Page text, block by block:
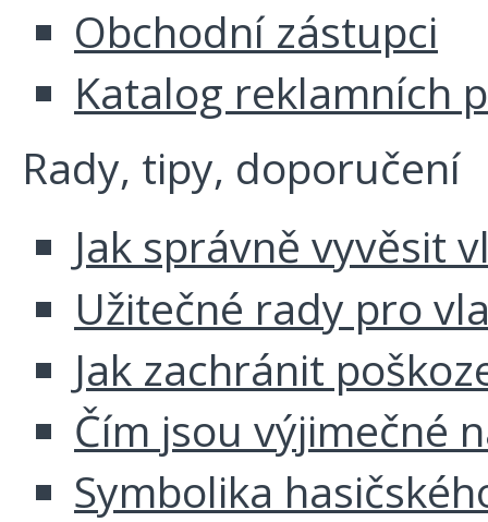
Obchodní zástupci
Katalog reklamních
Rady, tipy, doporučení
Jak správně vyvěsit
Užitečné rady pro
Jak zachránit
Čím jsou výjimečné
Symbolika